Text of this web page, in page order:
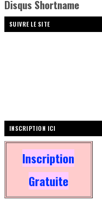
Disqus Shortname
SUIVRE LE SITE
INSCRIPTION ICI
Inscription
Gratuite